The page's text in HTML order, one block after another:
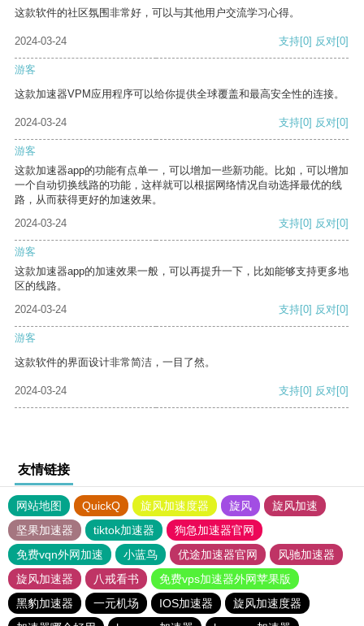
这款软件的社区氛围非常好，可以与其他用户交流学习心得。
2024-03-24 支持[0] 反对[0]
游客
这款加速器VPM应用程序可以给你提供全球覆盖和最高安全性的连接。
2024-03-24 支持[0] 反对[0]
游客
这款加速器app的功能有点单一，可以增加一些新功能。比如，可以增加
一个自动切换线路的功能，这样就可以根据网络情况自动选择最优的线
路，从而获得更好的加速效果。
2024-03-24
支持[0] 反对[0]
游客
这款加速器app的加速效果一般，可以再提升一下，比如能够支持更多地
区的线路。
2024-03-24
支持[0] 反对[0]
游客
这款软件的界面设计非常简洁，一目了然。
2024-03-24 支持[0] 反对[0]
友情链接
网站地图 QuickQ 旋风加速度器 旋风
旋风加速
坚果加速器
tiktok加速器
狗急加速器官网
免费vqn外网加速
小蓝鸟 优途加速器官网
风驰加速器
旋风加速器
八戒看书
免费vps加速器外网苹果版
黑豹加速器
一元机场 IOS加速器
旋风加速度器